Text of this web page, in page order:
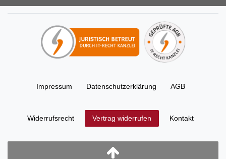
Impressum Daten­schutz­erklärung AGB
Widerrufs­recht Vertrag widerrufen Kontakt